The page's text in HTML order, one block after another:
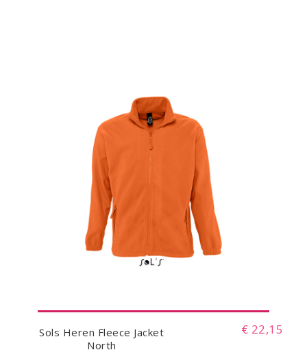
Sols Heren Fleece Jacket
North
€ 22,15